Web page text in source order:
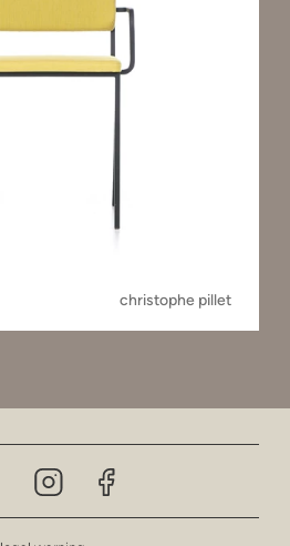
christophe pillet